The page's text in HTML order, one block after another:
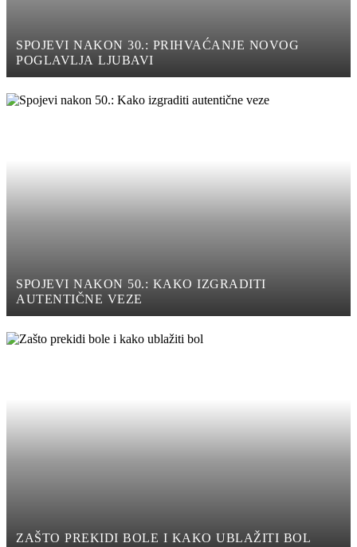
SPOJEVI NAKON 30.: PRIHVAĆANJE NOVOG
POGLAVLJA LJUBAVI
SPOJEVI NAKON 50.: KAKO IZGRADITI
AUTENTIČNE VEZE
ZAŠTO PREKIDI BOLE I KAKO UBLAŽITI BOL